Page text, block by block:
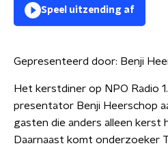
Speel uitzending af
Gepresenteerd door: Benji
Het kerstdiner op NPO Radio
presentator Benji Heerschop
gasten die anders alleen kerst
Daarnaast komt onderzoeker